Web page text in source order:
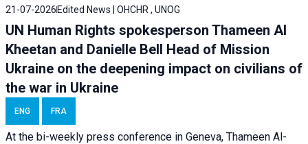
21-07-2026 Edited News | OHCHR , UNOG
UN Human Rights spokesperson Thameen Al
Kheetan and Danielle Bell Head of Mission
Ukraine on the deepening impact on civilians of
the war in Ukraine
ENG FRA
At the bi-weekly press conference in Geneva, Thameen Al-